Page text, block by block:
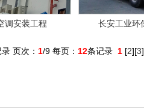
调安装工程 长安工业环
页次： 1/9 每页： 12条记录 1[2][3